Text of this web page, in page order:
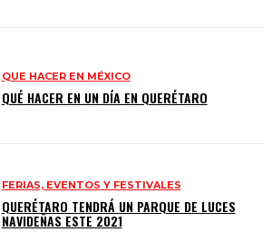
QUE HACER EN MÉXICO
QUÉ HACER EN UN DÍA EN QUERÉTARO
FERIAS, EVENTOS Y FESTIVALES
QUERÉTARO TENDRÁ UN PARQUE DE LUCES
NAVIDEÑAS ESTE 2021